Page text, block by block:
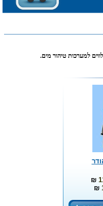
למערכות טיהור מים.
₪
₪